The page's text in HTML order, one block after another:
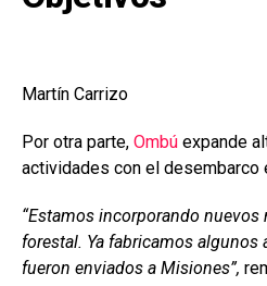
Martín Carrizo
Por otra parte, Ombú expande
actividades con el desembarco
“Estamos incorporando nuevos
forestal. Ya fabricamos
fueron enviados a Misiones”,